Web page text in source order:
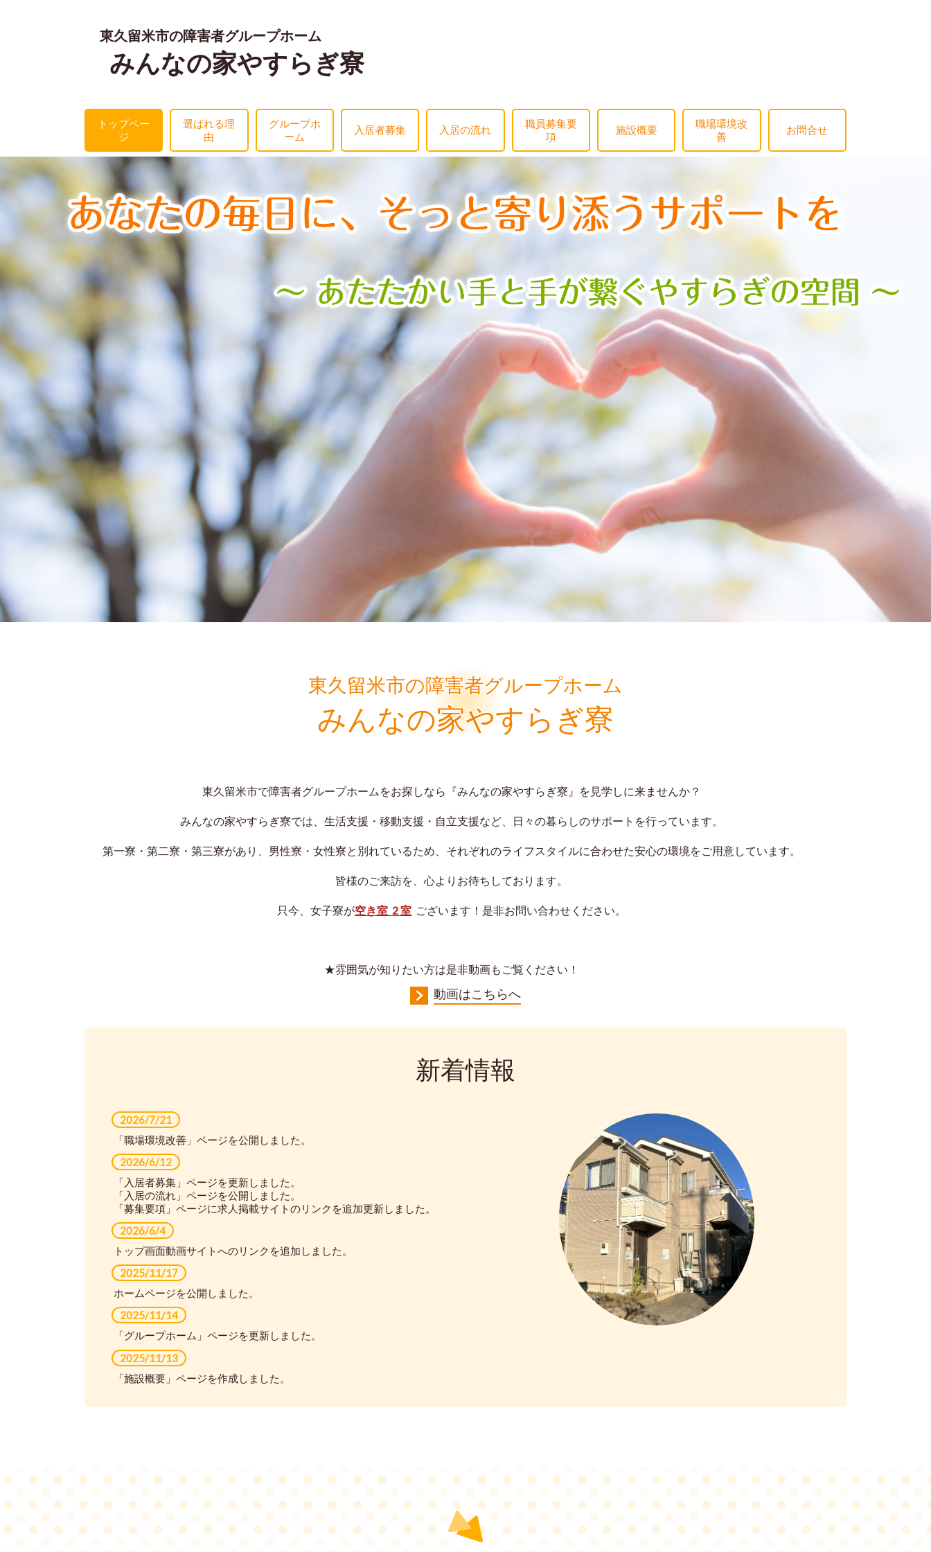
東久留米市の障害者グループホーム
みんなの家やすらぎ寮
トップペー
ジ
選ばれる理
由
グループホ
ーム
入居者募集 入居の流れ
職員募集要
項
施設概要
職場環境改
善
お問合せ
東久留米市の障害者グループホーム
みんなの家やすらぎ寮
東久留米市で障害者グループホームをお探しなら『みんなの家やすらぎ寮』を見学しに来ませんか？
みんなの家やすらぎ寮では、生活支援・移動支援・自立支援など、日々の暮らしのサポートを行っています。
第一寮・第二寮・第三寮があり、男性寮・女性寮と別れているため、それぞれのライフスタイルに合わせた安心の環境をご用意しています。
皆様のご来訪を、心よりお待ちしております。
只今、女子寮が空き室 2 室 ございます！是非お問い合わせください。
★雰囲気が知りたい方は是非動画もご覧ください！
動画はこちらへ
新着情報
2026/7/21
「職場環境改善」ページを公開しました。
2026/6/12
「入居者募集」ページを更新しました。
「入居の流れ」ページを公開しました。
「募集要項」ページに求人掲載サイトのリンクを追加更新しました。
2026/6/4
トップ画面動画サイトへのリンクを追加しました。
2025/11/17
ホームページを公開しました。
2025/11/14
「グループホーム」ページを更新しました。
2025/11/13
「施設概要」ページを作成しました。